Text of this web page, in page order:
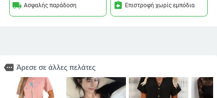
local_shipping Ασφαλής παράδοση assignment_return Επιστροφή χωρίς εμπόδια
more Άρεσε σε άλλες πελάτες